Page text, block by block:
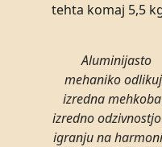
tehta komaj 5,5
Aluminijasto
mehaniko
izredna
izredno
igranju na